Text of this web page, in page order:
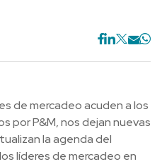
de mercadeo acuden a los
por P&M, nos dejan nuevas
la agenda del
líderes de mercadeo en